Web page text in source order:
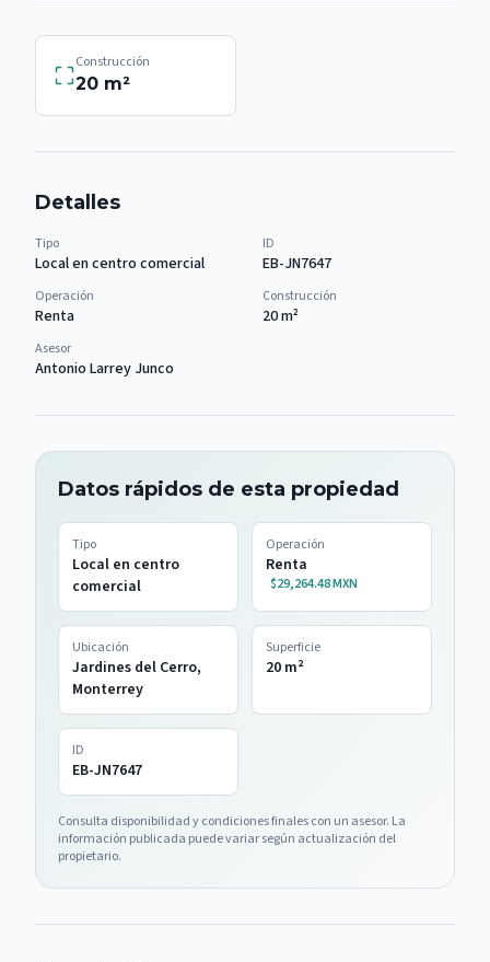
Construcción
20 m²
Detalles
Tipo
Local en centro comercial
ID
EB-JN7647
Operación
Renta
Construcción
20m²
Asesor
Antonio Larrey Junco
Datos rápidos de esta propiedad
Tipo
Local en centro
comercial
Operación
Renta
$29,264.48 MXN
Ubicación
Jardines del Cerro,
Monterrey
Superficie
20 m²
ID
EB-JN7647
Consulta disponibilidad y condiciones finales con un asesor. La
información publicada puede variar según actualización del
propietario.